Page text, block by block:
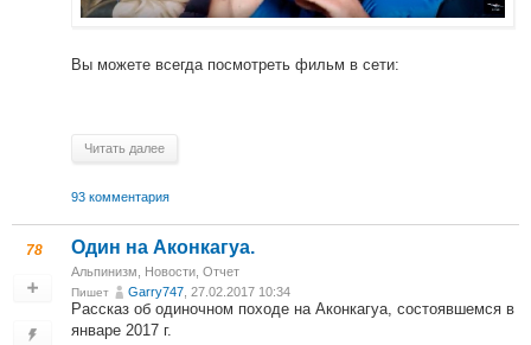
Вы можете всегда посмотреть фильм в сети:
Читать далее
93 комментария
78 Один на Аконкагуа.
Альпинизм Новости Отчет
Пишет Garry747 , 27.02.2017 10:34
Рассказ об одиночном походе на Аконкагуа, состоявшемся в
январе 2017 г.